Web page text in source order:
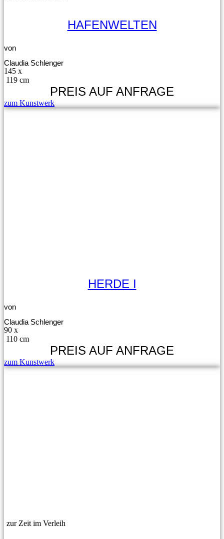
HAFENWELTEN
von
Claudia Schlenger
145 x
119 cm
PREIS AUF ANFRAGE
zum Kunstwerk
HERDE I
von
Claudia Schlenger
90 x
110 cm
PREIS AUF ANFRAGE
zum Kunstwerk
zur Zeit im Verleih